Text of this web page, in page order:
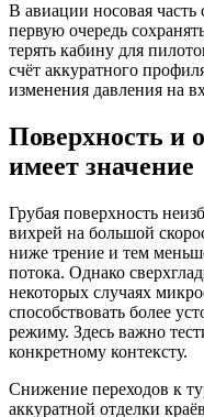
В авиации носовая часть
первую очередь
терять кабину для
счёт аккуратного
изменения давления на
Поверхность и
имеет значение
Грубая поверхность
вихрей на большой
ниже трение и тем
потока. Однако
некоторых случаях
способствовать более
режиму. Здесь важно
конкретному контексту.
Снижение переходов к
аккуратной отделки